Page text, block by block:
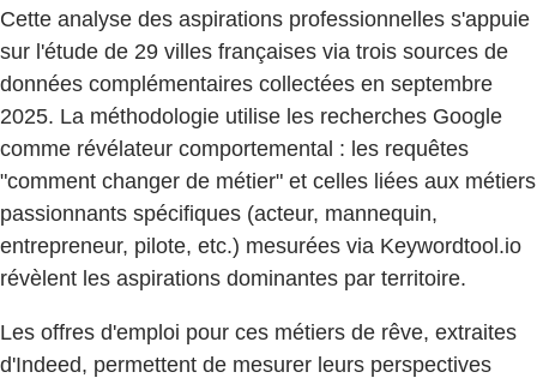
Cette analyse des aspirations professionnelles s'appuie
sur l'étude de 29 villes françaises via trois sources de
données complémentaires collectées en septembre
2025. La méthodologie utilise les recherches Google
comme révélateur comportemental : les requêtes
"comment changer de métier" et celles liées aux métiers
passionnants spécifiques (acteur, mannequin,
entrepreneur, pilote, etc.) mesurées via Keywordtool.io
révèlent les aspirations dominantes par territoire.
Les offres d'emploi pour ces métiers de rêve, extraites
d'Indeed, permettent de mesurer leurs perspectives